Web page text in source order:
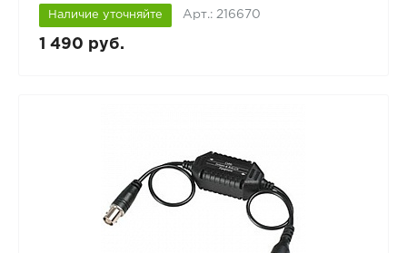
Наличие уточняйте Арт.: 216670
1 490 руб.